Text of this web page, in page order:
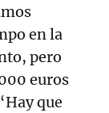
en la
pero
euros
que